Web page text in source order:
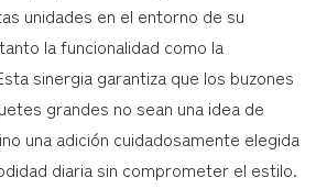
unidades en el entorno de su
la funcionalidad como la
sinergia garantiza que los buzones
grandes no sean una idea de
una adición cuidadosamente elegida
diaria sin comprometer el estilo.